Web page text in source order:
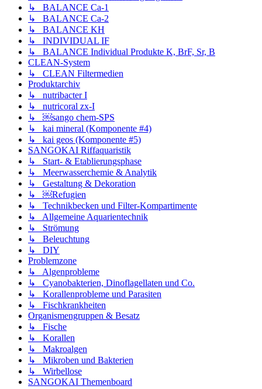
↳ BALANCE Ca-1
↳ BALANCE Ca-2
↳ BALANCE KH
↳ INDIVIDUAL IF
↳ BALANCE Individual Produkte K, BrF, Sr, B
CLEAN-System
↳ CLEAN Filtermedien
Produktarchiv
↳ nutribacter I
↳ nutricoral zx-I
↳ ￼sango chem-SPS
↳ kai mineral (Komponente #4)
↳ kai geos (Komponente #5)
SANGOKAI Riffaquaristik
↳ Start- & Etablierungsphase
↳ Meerwasserchemie & Analytik
↳ Gestaltung & Dekoration
↳ ￼Refugien
↳ Technikbecken und Filter-Kompartimente
↳ Allgemeine Aquarientechnik
↳ Strömung
↳ Beleuchtung
↳ DIY
Problemzone
↳ Algenprobleme
↳ Cyanobakterien, Dinoflagellaten und Co.
↳ Korallenprobleme und Parasiten
↳ Fischkrankheiten
Organismengruppen & Besatz
↳ Fische
↳ Korallen
↳ Makroalgen
↳ Mikroben und Bakterien
↳ Wirbellose
SANGOKAI Themenboard